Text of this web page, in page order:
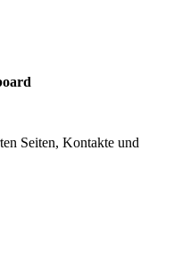
Seiten, Kontakte und